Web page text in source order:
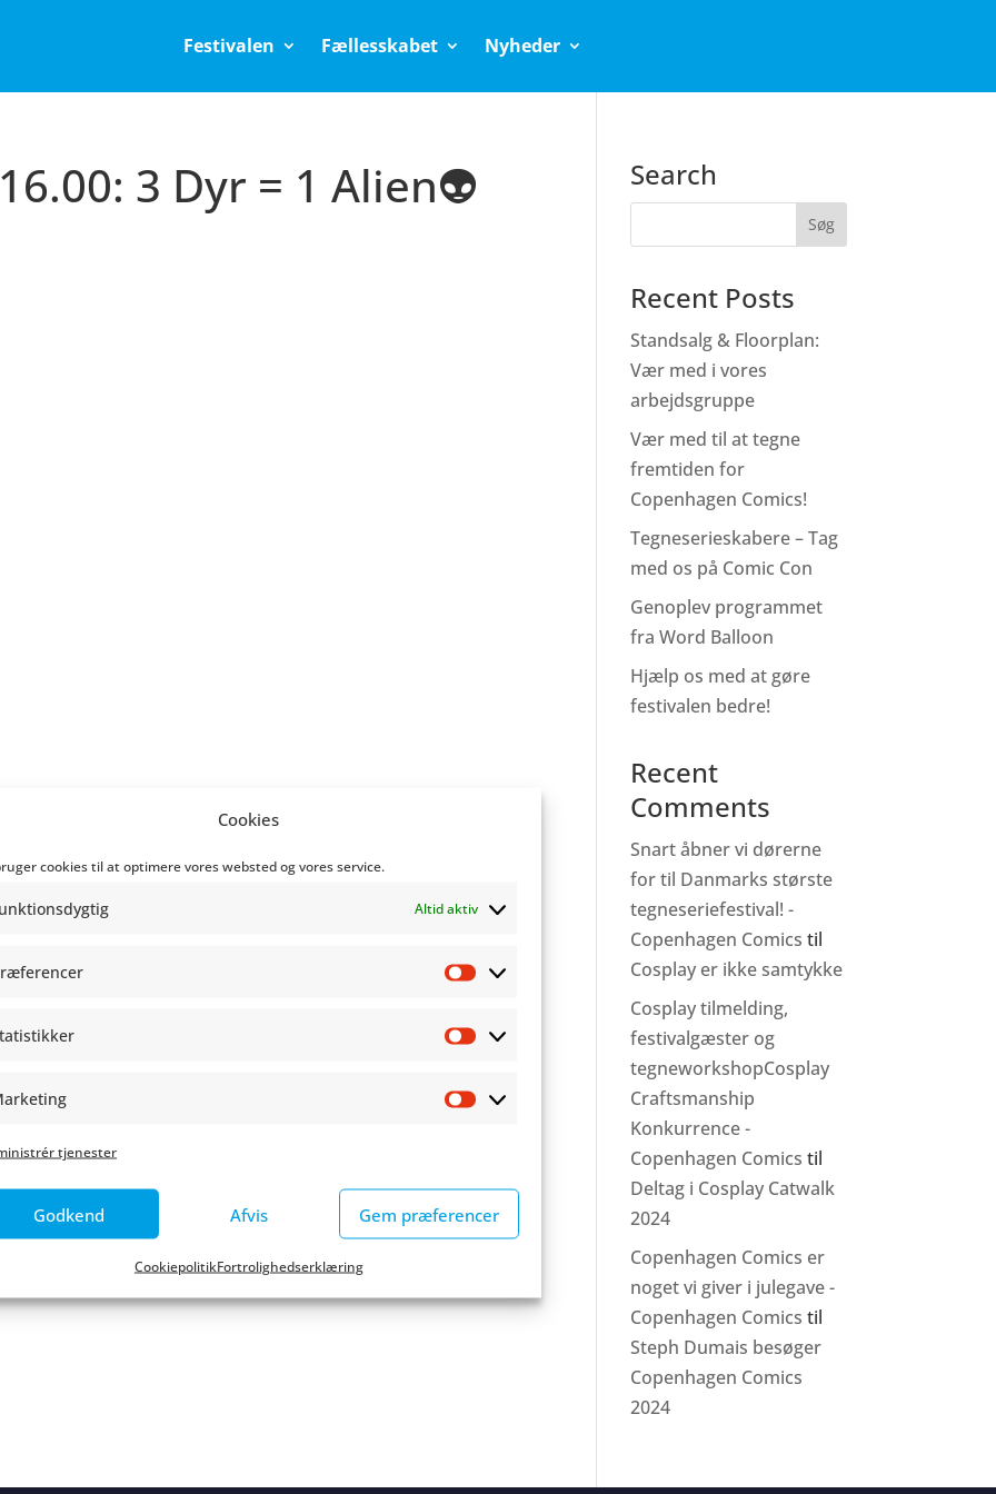
Cookies
cookies til at optimere vores websted og vores service.
Altid aktiv
Præferencer
Statistikker
Marketing
tjenester
Godkend Afvis Gem præferencer
CookiepolitikFortrolighedserklæring
Festivalen
Fællesskabet Nyheder
3 Dyr = 1 Alien👽 Search
Recent Posts
Standsalg & Floorplan:
Vær med i vores
arbejdsgruppe
Vær med til at tegne
fremtiden for
Copenhagen Comics!
Tegneserieskabere – Tag
med os på Comic Con
Genoplev programmet
fra Word Balloon
Hjælp os med at gøre
festivalen bedre!
Recent
Comments
Snart åbner vi dørerne
for til Danmarks største
tegneseriefestival! -
Copenhagen Comics til
Cosplay er ikke samtykke
Cosplay tilmelding,
festivalgæster og
tegneworkshopCosplay
Craftsmanship
Konkurrence -
Copenhagen Comics til
Deltag i Cosplay Catwalk
2024
Copenhagen Comics er
noget vi giver i julegave -
Copenhagen Comics til
Steph Dumais besøger
Copenhagen Comics
2024